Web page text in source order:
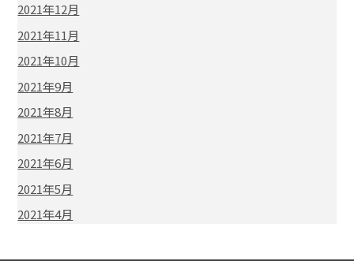
2021年12月
2021年11月
2021年10月
2021年9月
2021年8月
2021年7月
2021年6月
2021年5月
2021年4月